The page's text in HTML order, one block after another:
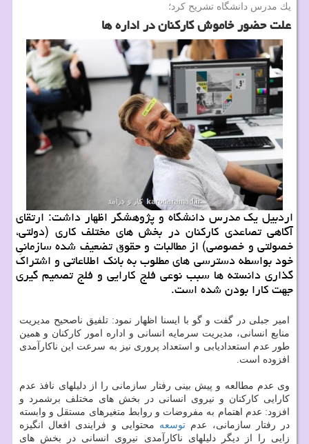
یك مدرس دانشگاه تشریح كرد؛
علت حضور خاموش كاركنان در اداره ها
اردبیل یک مدرس دانشگاه و پژوهشگر اظهار داشت: ارتقای
آگاهی تصاعدی کارکنان در بخش های مختلف کاری (دولتی،
خصولتی و خصوصی) از مطالبات و حقوق تضعیف شده سازمانیِ
خود بواسطه دسترسی های مطلوب به بانک اطلاعاتی و اشتراک
گذاری دانسته ها سبب نوعی فلج کارایی و فلج تصمیم گیری
جهت کارا بودن شده است.
امیر جبلی در گفت و گو با ایسنا اظهار نمود: تلفیق ناصحیح مدیریت
منابع انسانی، مدیریت سرمایه انسانی و اداره امور کارکنان و همین
طور عدم استعدادیابی و استعداد پروری نیز به سرعت این ناکارآمدی
افزوده است.
وی عدم مطالعه و پیش بینی رفتار سازمانی را از دلیلهای نافذ عدم
کارایی کارکنان و نیروی انسانی در بخش های مختلف برشمرد و
افزود: عدم اهتمام به مفروضات و روابط متغیرهای مستقل و وابسته
در رفتار سازمانی، عدم توسعه محتوایی و فرایندی افعال انگیزه
زایی را از دیگر دلیلهای ناکارآمدی نیروی انسانی در بخش های